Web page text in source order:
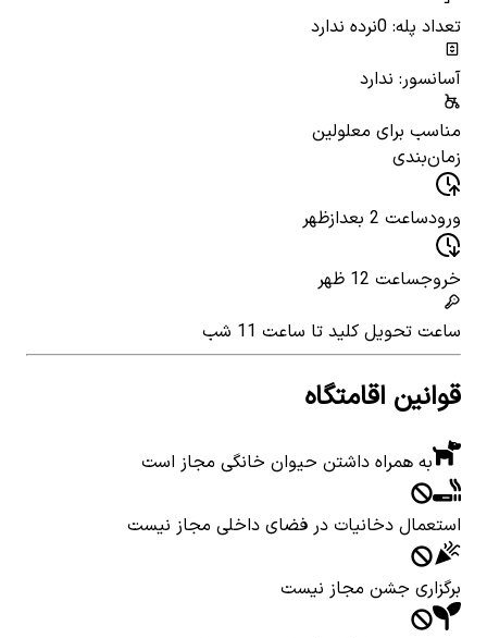
تعداد پله: 0
نرده ندارد
آسانسور: ندارد
مناسب برای معلولین
زمان‌بندی
ورودساعت 2 بعدازظهر
خروجساعت 12 ظهر
ساعت تحویل کلید تا ساعت 11 شب
قوانین اقامتگاه
به همراه داشتن حیوان خانگی مجاز است
استعمال دخانیات در فضای داخلی مجاز نیست
برگزاری جشن مجاز نیست